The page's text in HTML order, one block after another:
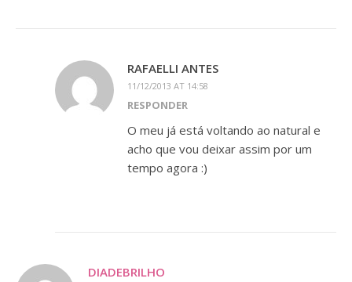
RAFAELLI ANTES
11/12/2013 AT 14:58
RESPONDER
O meu já está voltando ao natural e
acho que vou deixar assim por um
tempo agora :)
DIADEBRILHO